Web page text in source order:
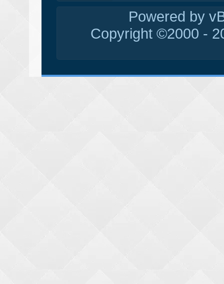
Powered by
Copyright ©2000 -